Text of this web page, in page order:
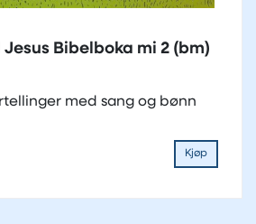
Bibelboka mi 2 (bm)
med sang og bønn
Kjøp